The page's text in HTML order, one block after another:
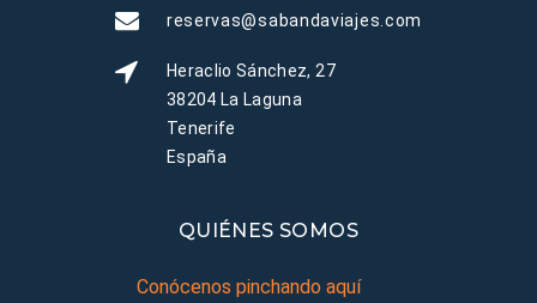
reservas@sabandaviajes.com
Heraclio Sánchez, 27
38204 La Laguna
Tenerife
España
QUIÉNES SOMOS
Conócenos pinchando aquí